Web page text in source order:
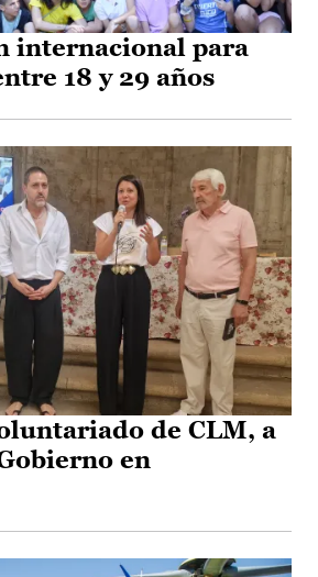
internacional para
18 y 29 años
de CLM, a
en